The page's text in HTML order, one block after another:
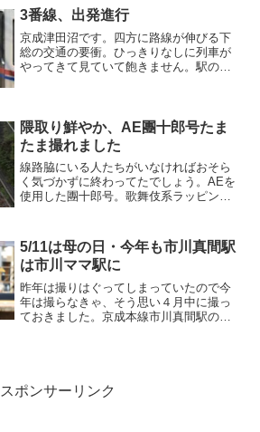
いを込めながら例年よりは少ない回数で
したが自宅から徒歩５分圏内の地元で撮
ったカットです。
3番線、出発進行
京成津田沼です。四方に路線が伸びる下
総の交通の要衝。ひっきりなしに列車が
やってきて見ていて飽きません。駅の西
います。車両的には300...
隈取り鮮やか、AE團十郎号たま
たま撮れました
線路脇にいる人たちがいなければおそら
く気づかずに終わってたでしょう。AEを
使用した團十郎号。歌舞伎系ラッピン
れにしても京成って毎週毎週何かしらや
ってますね。油断大敵。アンテナ巡らし
てなきゃwww
5/11は母の日・今年も市川真間駅
は市川ママ駅に
昨年は撮りはぐってしまっていたので今
年は撮らなきゃ、そう思い４月中に撮っ
ておきました。京成本線市川真間駅の市
り。
スポンサーリンク